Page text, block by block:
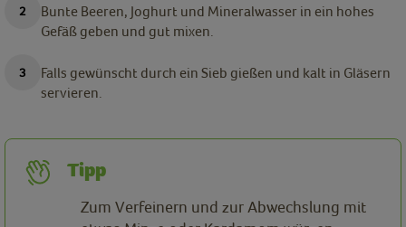
Bunte Beeren, Joghurt und Mineralwasser in ein hohes
Gefäß geben und gut mixen.
Falls gewünscht durch ein Sieb gießen und kalt in Gläsern
servieren.
Tipp
Zum Verfeinern und zur Abwechslung mit